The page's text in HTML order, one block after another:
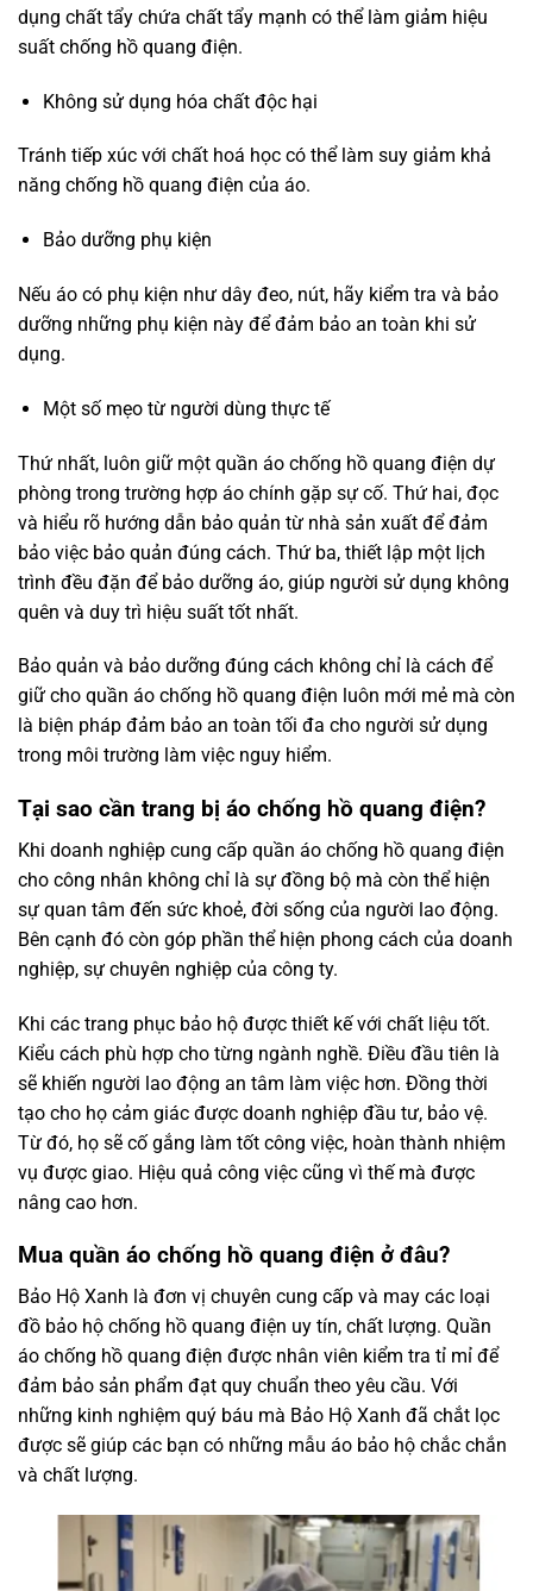
dụng chất tẩy chứa chất tẩy mạnh có thể làm giảm hiệu
suất chống hồ quang điện.
Không sử dụng hóa chất độc hại
Tránh tiếp xúc với chất hoá học có thể làm suy giảm khả
năng chống hồ quang điện của áo.
Bảo dưỡng phụ kiện
Nếu áo có phụ kiện như dây đeo, nút, hãy kiểm tra và bảo
dưỡng những phụ kiện này để đảm bảo an toàn khi sử
dụng.
Một số mẹo từ người dùng thực tế
Thứ nhất, luôn giữ một quần áo chống hồ quang điện dự
phòng trong trường hợp áo chính gặp sự cố. Thứ hai, đọc
và hiểu rõ hướng dẫn bảo quản từ nhà sản xuất để đảm
bảo việc bảo quản đúng cách. Thứ ba, thiết lập một lịch
trình đều đặn để bảo dưỡng áo, giúp người sử dụng không
quên và duy trì hiệu suất tốt nhất.
Bảo quản và bảo dưỡng đúng cách không chỉ là cách để
giữ cho quần áo chống hồ quang điện luôn mới mẻ mà còn
là biện pháp đảm bảo an toàn tối đa cho người sử dụng
trong môi trường làm việc nguy hiểm.
Tại sao cần trang bị áo chống hồ quang điện?
Khi doanh nghiệp cung cấp quần áo chống hồ quang điện
cho công nhân không chỉ là sự đồng bộ mà còn thể hiện
sự quan tâm đến sức khoẻ, đời sống của người lao động.
Bên cạnh đó còn góp phần thể hiện phong cách của doanh
nghiệp, sự chuyên nghiệp của công ty.
Khi các trang phục bảo hộ được thiết kế với chất liệu tốt.
Kiểu cách phù hợp cho từng ngành nghề. Điều đầu tiên là
sẽ khiến người lao động an tâm làm việc hơn. Đồng thời
tạo cho họ cảm giác được doanh nghiệp đầu tư, bảo vệ.
Từ đó, họ sẽ cố gắng làm tốt công việc, hoàn thành nhiệm
vụ được giao. Hiệu quả công việc cũng vì thế mà được
nâng cao hơn.
Mua quần áo chống hồ quang điện ở đâu?
Bảo Hộ Xanh là đơn vị chuyên cung cấp và may các loại
đồ bảo hộ chống hồ quang điện uy tín, chất lượng. Quần
áo chống hồ quang điện được nhân viên kiểm tra tỉ mỉ để
đảm bảo sản phẩm đạt quy chuẩn theo yêu cầu. Với
những kinh nghiệm quý báu mà Bảo Hộ Xanh đã chắt lọc
được sẽ giúp các bạn có những mẫu áo bảo hộ chắc chắn
và chất lượng.